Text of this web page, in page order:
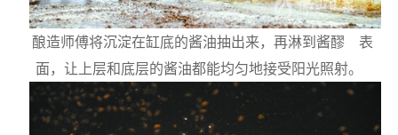
酿造师傅将沉淀在缸底的酱油抽出来，再淋到酱醪 表
面，让上层和底层的酱油都能均匀地接受阳光照射。